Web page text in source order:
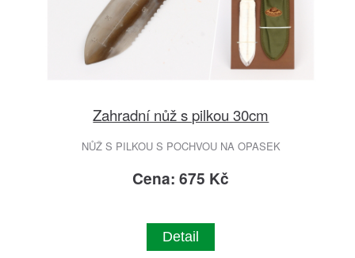
Zahradní nůž s pilkou 30cm
NŮŽ S PILKOU S POCHVOU NA OPASEK
Cena: 675 Kč
Detail